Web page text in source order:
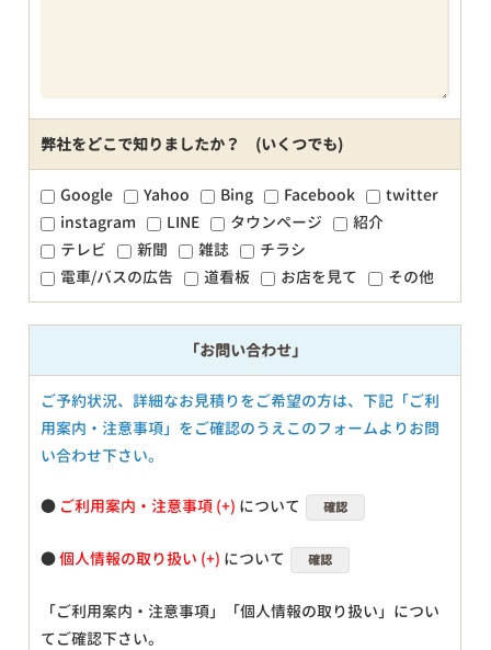
弊社をどこで知りましたか？ (いくつでも)
Google Yahoo Bing Facebook
twitter
instagram
LINE タウンページ
紹介
テレビ
新聞 雑誌
チラシ
電車/バスの広告
道看板 お店を見て その他
「お問い合わせ」
ご予約状況、詳細なお見積りをご希望の方は、下記「ご利
用案内・注意事項」をご確認のうえこのフォームよりお問
い合わせ下さい。
● ご利用案内・注意事項 について 確認
●個人情報の取り扱い について 確認
「ご利用案内・注意事項」「個人情報の取り扱い」につい
てご確認下さい。